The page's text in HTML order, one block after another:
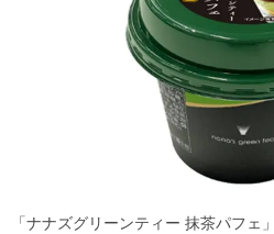
「ナナズグリーンティー 抹茶パフ